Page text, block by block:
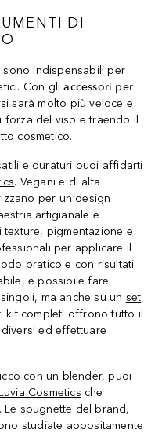
DI
indispensabili per
Con gliaccessori per
sarà molto più veloce e
del viso e traendo il
cosmetico.
e duraturi puoi affidarti
. Vegani e di alta
per un design
artigianale e
pigmentazione e
per applicare il
pratico e con risultati
è possibile fare
ma anche su un set
kit completi offrono tutto il
ed effettuare
con un blender, puoi
Cosmetics che
spugnette del brand,
studiate appositamente